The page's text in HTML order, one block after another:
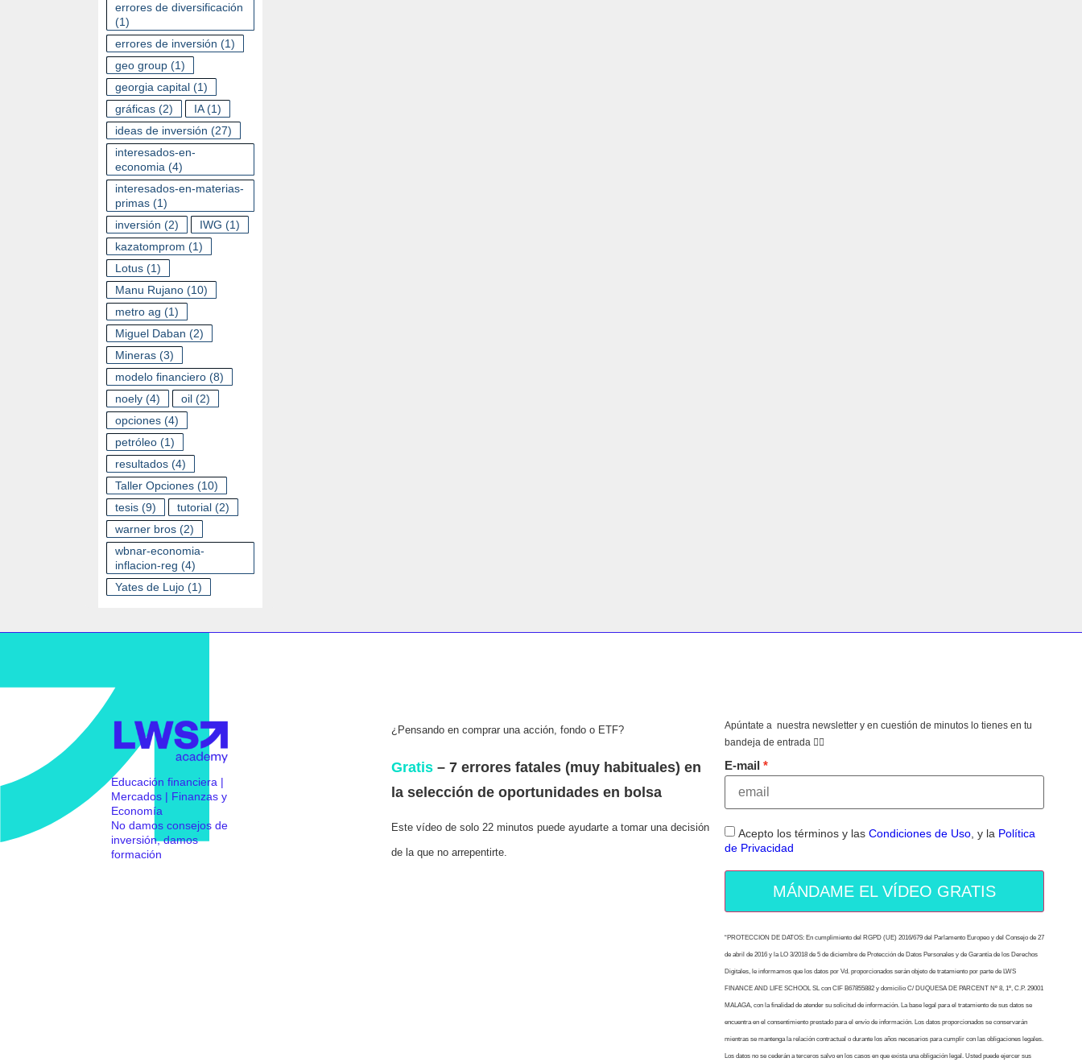
errores de diversificación
(1)
errores de inversión (1)
geo group (1)
georgia capital (1)
gráficas (2) IA(1)
ideas de inversión (27)
interesados-en-
economia (4)
interesados-en-materias-
primas (1)
inversión (2) IWG (1)
kazatomprom (1)
Lotus (1)
Manu Rujano (10)
metro ag (1)
Miguel Daban (2)
Mineras (3)
modelo financiero (8)
noely (4) oil (2)
opciones (4)
petróleo (1)
resultados (4)
Taller Opciones (10)
tesis (9) tutorial (2)
warner bros (2)
wbnar-economia-
inflacion-reg (4)
Yates de Lujo (1)
Educación financiera |
Mercados | Finanzas y
Economía
No damos consejos de
inversión, damos
formación
¿Pensando en comprar una acción, fondo o ETF?
Gratis– 7 errores fatales (muy habituales) en
la selección de oportunidades en bolsa
Este vídeo de solo 22 minutos puede ayudarte a tomar una decisión
de la que no arrepentirte.
Apúntate a nuestra newsletter y en cuestión de minutos lo tienes en tu
bandeja de entrada 👇🏻
E-mail
Acepto los términos y las Condiciones de Uso, y la Política
de Privacidad
MÁNDAME EL VÍDEO GRATIS
“PROTECCION DE DATOS: En cumplimiento del RGPD (UE) 2016/679 del Parlamento Europeo y del Consejo de 27
de abril de 2016 y la LO 3/2018 de 5 de diciembre de Protección de Datos Personales y de Garantía de los Derechos
Digitales, le informamos que los datos por Vd. proporcionados serán objeto de tratamiento por parte de LWS
FINANCE AND LIFE SCHOOL SL con CIF B67855882 y domicilio C/ DUQUESA DE PARCENT Nº 8, 1º, C.P. 29001
MALAGA, con la finalidad de atender su solicitud de información. La base legal para el tratamiento de sus datos se
encuentra en el consentimiento prestado para el envío de información. Los datos proporcionados se conservarán
mientras se mantenga la relación contractual o durante los años necesarios para cumplir con las obligaciones legales.
Los datos no se cederán a terceros salvo en los casos en que exista una obligación legal. Usted puede ejercer sus